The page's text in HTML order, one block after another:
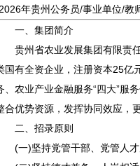
年贵州公务员/事业单位/教
一、集团简介
贵州省农业发展集团有限责任
国有全资企业，注册资本25亿
、农业产业金融服务“四大”服
合优势资源，发挥协同效应，
二、招录原则
(一)坚持党管干部、党管人才